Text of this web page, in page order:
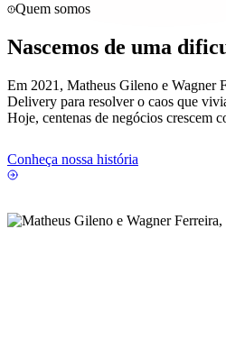
Quem somos
Nascemos de uma
Em 2021, Matheus Gileno e Wagner
Delivery para resolver o caos que
Hoje, centenas de negócios crescem
Conheça nossa história